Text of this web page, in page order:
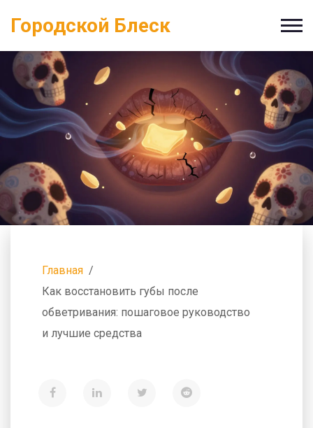
Городской Блеск
Главная
Как восстановить губы после
обветривания: пошаговое руководство
и лучшие средства